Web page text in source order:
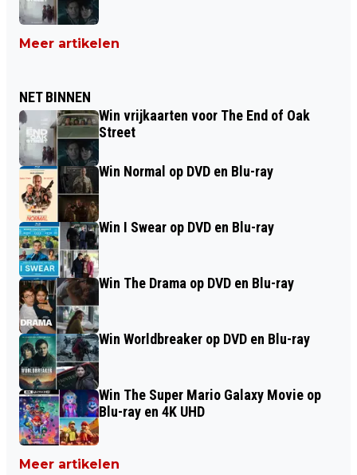
Meer artikelen
NET BINNEN
Win vrijkaarten voor The End of Oak
Street
Win Normal op DVD en Blu-ray
Win I Swear op DVD en Blu-ray
Win The Drama op DVD en Blu-ray
Win Worldbreaker op DVD en Blu-ray
Win The Super Mario Galaxy Movie op
Blu-ray en 4K UHD
Meer artikelen